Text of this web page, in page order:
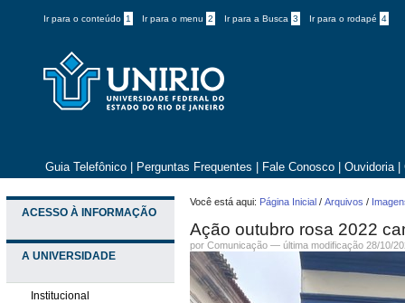
Ir para o conteúdo 1 Ir para o menu 2 Ir para a Busca 3 Ir para o rodapé 4
Guia Telefônico Perguntas Frequentes Fale Conosco Ouvidoria
ACESSO À INFORMAÇÃO
A UNIVERSIDADE
Institucional
Você está aqui: Página Inicial /Arquivos /
Ação outubro rosa 2022
porComunicação —última modificação 28/10/